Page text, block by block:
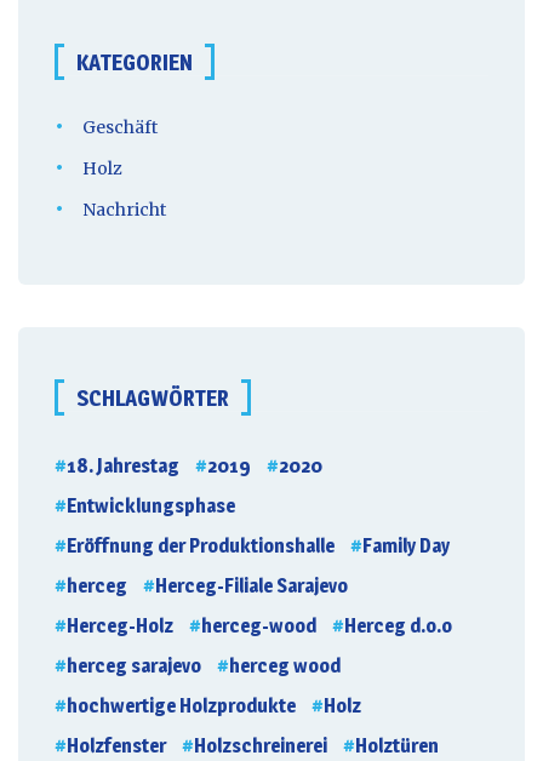
KATEGORIEN
Geschäft
Holz
Nachricht
SCHLAGWÖRTER
18. Jahrestag 2019
2020
Entwicklungsphase
Eröffnung der Produktionshalle
Family Day
herceg
Herceg-Filiale Sarajevo
Herceg-Holz
herceg-wood
Herceg d.o.o
herceg sarajevo
herceg wood
hochwertige Holzprodukte
Holz
Holzfenster
Holzschreinerei
Holztüren